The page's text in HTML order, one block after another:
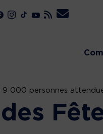
9 000 personnes